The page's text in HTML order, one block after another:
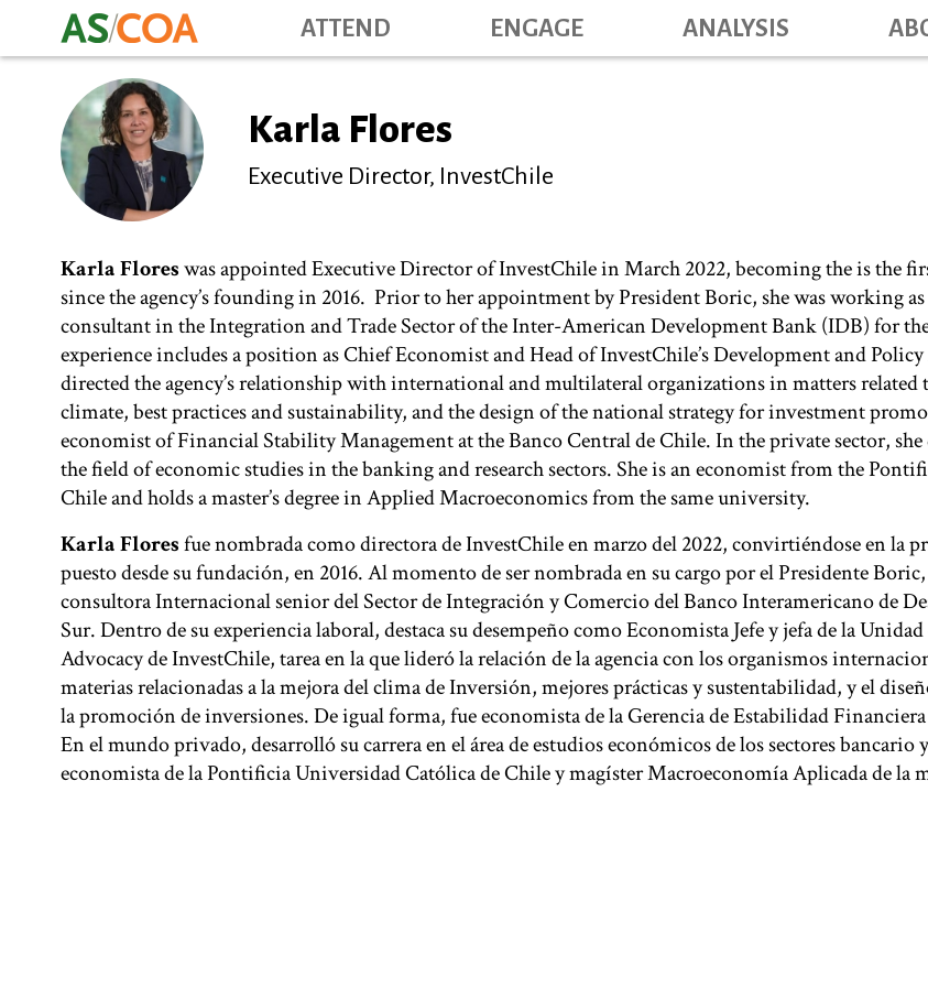
to
ATTEND ENGAGE ANALYSIS
Karla Flores
Executive Director, InvestChile
Karla Floreswas appointed Executive Director of InvestChile in March 2022, becoming the is the
since the agency’s founding in 2016. Prior to her appointment by President Boric, she was working
consultant in the Integration and Trade Sector of the Inter-American Development Bank (IDB) for
experience includes a position as Chief Economist and Head of InvestChile’s Development and
directed the agency’s relationship with international and multilateral organizations in matters
climate, best practices and sustainability, and the design of the national strategy for investment
economist of Financial Stability Management at the Banco Central de Chile. In the private sector,
the field of economic studies in the banking and research sectors. She is an economist from the
Chile and holds a master’s degree in Applied Macroeconomics from the same university.
Karla Floresfue nombrada como directora de InvestChile en marzo del 2022, convirtiéndose en la
puesto desde su fundación, en 2016. Al momento de ser nombrada en su cargo por el Presidente
consultora Internacional senior del Sector de Integración y Comercio del Banco Interamericano de
Sur. Dentro de su experiencia laboral, destaca su desempeño como Economista Jefe y jefa de la
Advocacy de InvestChile, tarea en la que lideró la relación de la agencia con los organismos
materias relacionadas a la mejora del clima de Inversión, mejores prácticas y sustentabilidad, y el
la promoción de inversiones. De igual forma, fue economista de la Gerencia de Estabilidad
En el mundo privado, desarrolló su carrera en el área de estudios económicos de los sectores bancario
economista de la Pontificia Universidad Católica de Chile y magíster Macroeconomía Aplicada de la